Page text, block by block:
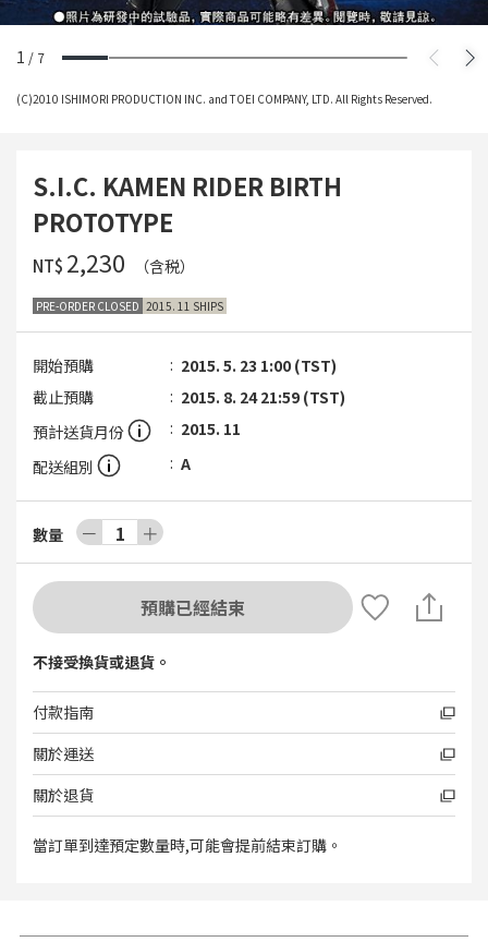
1 / 7
(C)2010 ISHIMORI PRODUCTION INC. and TOEI COMPANY, LTD. All Rights Reserved.
S.I.C. KAMEN RIDER BIRTH
PROTOTYPE
NT$ ‌2,230 （含税）
PRE-ORDER CLOSED 2015. 11 SHIPS
開始預購
2015. 5. 23 1:00 (TST)
截止預購
2015. 8. 24 21:59 (TST)
預計送貨月份
2015. 11
配送組別
A
數量 － 1 ＋
預購已經結束
不接受換貨或退貨。
付款指南
關於運送
關於退貨
當訂單到達預定數量時,可能會提前結束訂購。